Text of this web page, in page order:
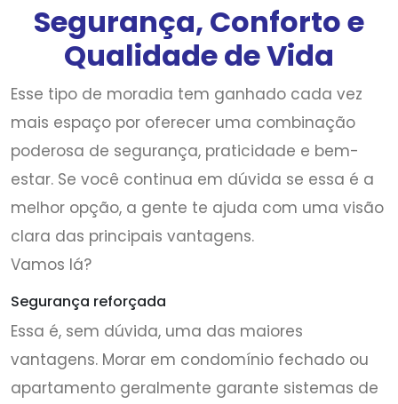
Segurança, Conforto e
Qualidade de Vida
Esse tipo de moradia tem ganhado cada vez
mais espaço por oferecer uma combinação
poderosa de segurança, praticidade e bem-
estar. Se você continua em dúvida se essa é a
melhor opção, a gente te ajuda com uma visão
clara das principais vantagens.
Vamos lá?
Segurança reforçada
Essa é, sem dúvida, uma das maiores
vantagens. Morar em condomínio fechado ou
apartamento geralmente garante sistemas de